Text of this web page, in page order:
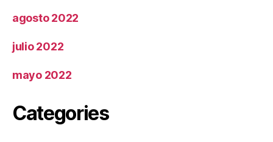
agosto 2022
julio 2022
mayo 2022
Categories